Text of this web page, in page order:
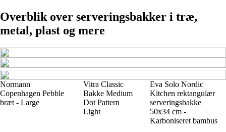
Overblik over serveringsbakker i træ,
metal, plast og mere
Normann
Copenhagen Pebble
bræt - Large
Vitra Classic
Bakke Medium
Dot Pattern
Light
Eva Solo Nordic
Kitchen rektangulær
serveringsbakke
50x34 cm -
Karboniseret bambus